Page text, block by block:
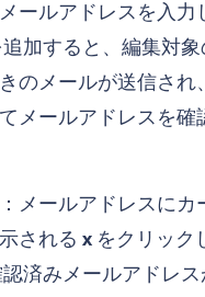
ールアドレスを入力
加すると、編集対
のメールが送信され
メールアドレスを確
：メールアドレスにカ
される x をクリック
済みメールアドレ